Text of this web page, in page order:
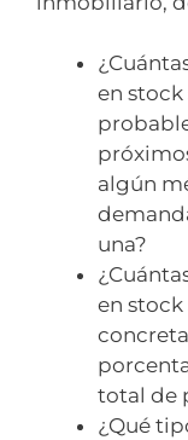
en
algún
una?
en stock
total de
¿Qué